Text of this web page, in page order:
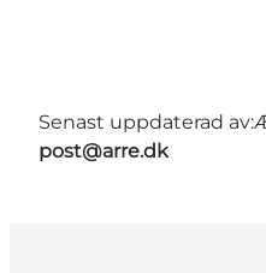
Senast uppdaterad av:
post@arre.dk